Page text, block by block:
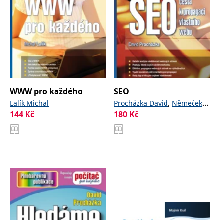
WWW pro každého
Lalík Michal
144 Kč
SEO
Procházka David, Němeček
Pavel
180 Kč